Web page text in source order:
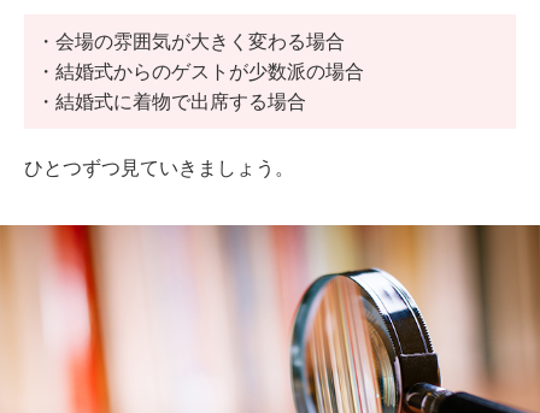
・会場の雰囲気が大きく変わる場合
・結婚式からのゲストが少数派の場合
・結婚式に着物で出席する場合
ひとつずつ見ていきましょう。